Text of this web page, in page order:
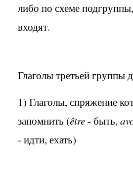
либо по схеме
входят.
Глаголы третьей группы
1) Глаголы, спряжение
запомнить (être- быть,
- идти, ехать)